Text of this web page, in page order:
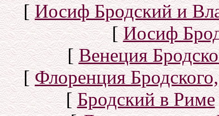
[Иосиф Бродский и
[Иосиф
[Венеция
[Флоренция
[Бродский в Риме